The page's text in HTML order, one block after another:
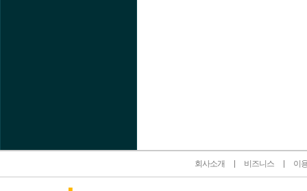
회사소개 비즈니스 이